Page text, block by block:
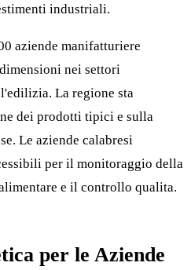
industriali.
aziende manifatturiere
nei settori
La regione sta
dei prodotti tipici e sulla
Le aziende calabresi
per il monitoraggio della
e il controllo qualita.
per le Aziende